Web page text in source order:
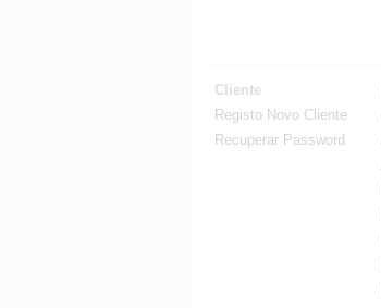
Cliente
Registo Novo Cliente
Recuperar Password